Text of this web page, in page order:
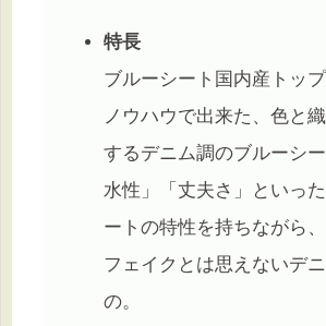
特長
ブルーシート国内産トッ
ノウハウで出来た、色と
するデニム調のブルーシ
水性」「丈夫さ」といっ
ートの特性を持ちながら
フェイクとは思えないデ
の。